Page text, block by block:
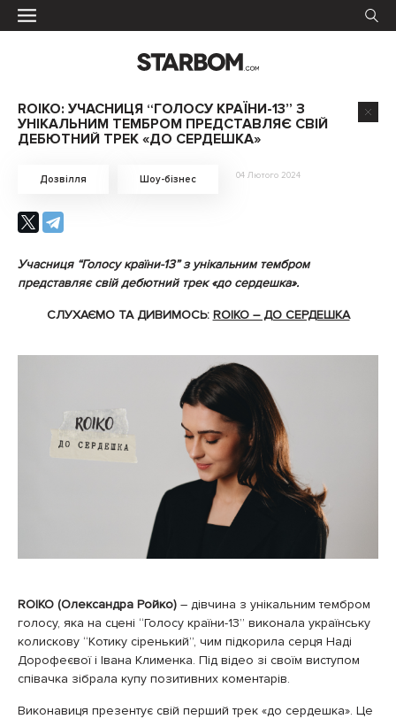
ROIKO: УЧАСНИЦЯ “ГОЛОСУ КРАЇНИ-13” З
УНІКАЛЬНИМ ТЕМБРОМ ПРЕДСТАВЛЯЄ СВІЙ
ДЕБЮТНИЙ ТРЕК «ДО СЕРДЕШКА»
Дозвілля Шоу-бізнес 04 Лютого 2024
Учасниця “Голосу країни-13” з унікальним тембром
представляє свій дебютний трек«до сердешка».
СЛУХАЄМО ТА ДИВИМОСЬ: ROIKO – ДО СЕРДЕШКА
ROIKO (Олександра Ройко) – дівчина з унікальним тембром
голосу, яка на сцені “Голосу країни-13” виконала українську
колискову “Котику сіренький”, чим підкорила серця Наді
Дорофеєвої і Івана Клименка. Під відео зі своїм виступом
співачка зібрала купу позитивних коментарів.
Виконавиця презентує свій перший трек «до сердешка». Це